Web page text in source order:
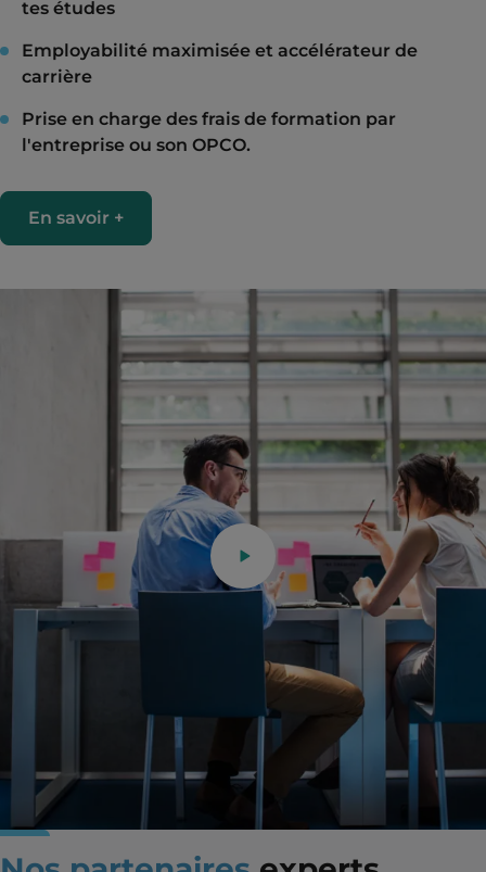
tes études
Employabilité maximisée et accélérateur de
carrière
Prise en charge des frais de formation par
l'entreprise ou son OPCO.
En savoir +